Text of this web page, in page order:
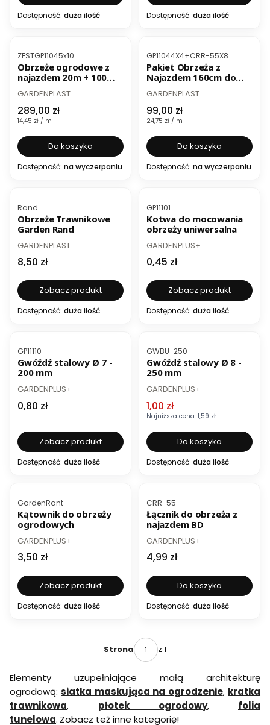
Dostępność: duża ilość Dostępność: duża ilość
Kod produktu
ZESTGP11045x10
Obrzeże ogrodowe z
najazdem 20m + 100
PRODUCENT
GARDENPLAST
Cena
289,00 zł
Cena jednostkowa
14,45 zł / m
Do koszyka
Dostępność: na wyczerpaniu
Kod produktu
GP11044X4+CRR-55X8
Pakiet Obrzeża z
Najazdem 160cm do
PRODUCENT
GARDENPLAST
Cena
99,00 zł
Cena jednostkowa
24,75 zł / m
Do koszyka
Dostępność: na wyczerpaniu
Kod produktu
Rand
Obrzeże Trawnikowe
Garden Rand
PRODUCENT
GARDENPLAST
Cena
8,50 zł
Zobacz produkt
Dostępność: duża ilość
Kod produktu
GP11101
Kotwa do mocowania
obrzeży uniwersalna
PRODUCENT
GARDENPLUS+
Cena
0,45 zł
Zobacz produkt
Dostępność: duża ilość
Kod produktu
GP11110
Gwóźdź stalowy Ø 7 -
200 mm
PRODUCENT
GARDENPLUS+
Cena
0,80 zł
Zobacz produkt
Dostępność: duża ilość
Kod produktu
GWBU-250
Gwóźdź stalowy Ø 8 -
250 mm
PRODUCENT
GARDENPLUS+
Cena promocyjna
1,00 zł
Najniższa cena: 1,59 zł
Do koszyka
Dostępność: duża ilość
Kod produktu
GardenRant
Kątownik do obrzeży
ogrodowych
PRODUCENT
GARDENPLUS+
Cena
3,50 zł
Zobacz produkt
Dostępność: duża ilość
Kod produktu
CRR-55
Łącznik do obrzeża z
najazdem BD
PRODUCENT
GARDENPLUS+
Cena
4,99 zł
Do koszyka
Dostępność: duża ilość
Strona z 1
Elementy uzupełniające małą architekturę
ogrodową:siatka maskująca na ogrodzenie, kratka
trawnikowa, płotek ogrodowy,
folia
tunelowa. Zobacz też inne kategorię!